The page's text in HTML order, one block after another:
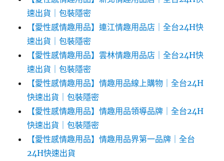
速出貨｜包裝隱密
【愛性感情趣用品】連江情趣用品店｜全台24H快
速出貨｜包裝隱密
【愛性感情趣用品】雲林情趣用品店｜全台24H快
速出貨｜包裝隱密
【愛性感情趣用品】情趣用品線上購物｜全台24H
快速出貨｜包裝隱密
【愛性感情趣用品】情趣用品領導品牌｜全台24H
快速出貨｜包裝隱密
【愛性感情趣用品】情趣用品界第一品牌｜全台
24H快速出貨